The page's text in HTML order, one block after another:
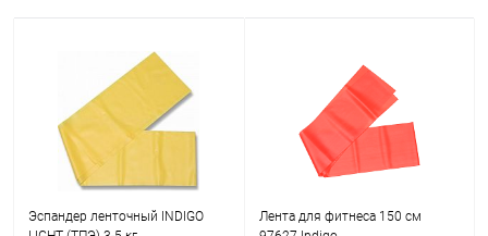
Эспандер ленточный INDIGO
Лента для фитнеса 150 см